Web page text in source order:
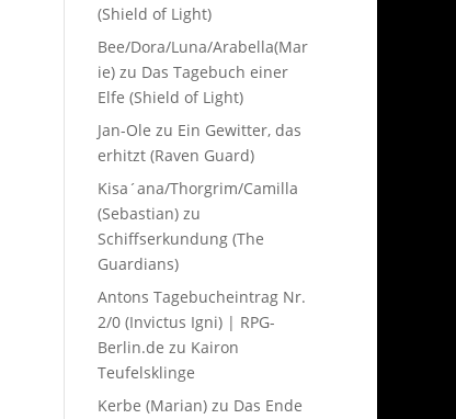
(Shield of Light)
Bee/Dora/Luna/Arabella(Mar
ie)zu Das Tagebuch einer
Elfe (Shield of Light)
Jan-Ole zu Ein Gewitter, das
erhitzt (Raven Guard)
Kisa´ana/Thorgrim/Camilla
(Sebastian)zu
Schiffserkundung (The
Guardians)
Antons Tagebucheintrag Nr.
2/0 (Invictus Igni) | RPG-
Berlin.de zu Kairon
Teufelsklinge
Kerbe (Marian)zu Das Ende